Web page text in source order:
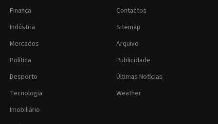
Finança
Indústria
Mercados
Política
Desporto
Tecnologia
Imobiliário
Contactos
Sitemap
Arquivo
Publicidade
Últimas Notícias
Weather